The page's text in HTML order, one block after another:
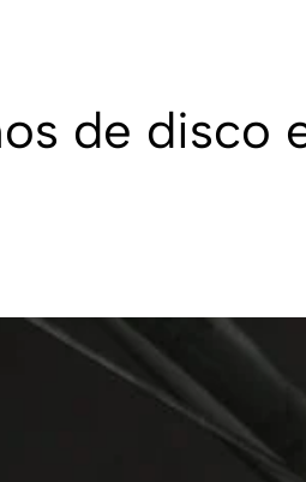
de disco